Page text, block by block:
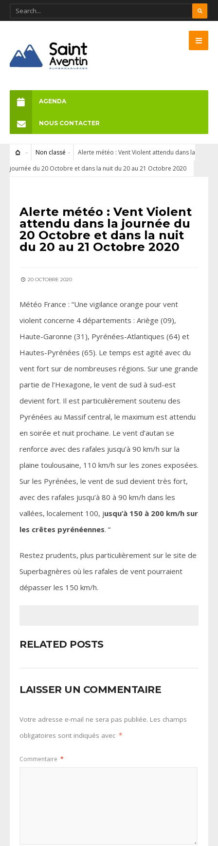
AGENDA
NOUS CONTACTER
Non classé
Alerte météo : Vent Violent attendu dans la
journée du 20 Octobre et dans la nuit du 20 au 21 Octobre 2020
Alerte météo : Vent Violent
attendu dans la journée du
20 Octobre et dans la nuit
du 20 au 21 Octobre 2020
20 OCTOBRE 2020
Météo France : “Une vigilance orange pour vent
violent concerne 4 départements : Ariège (09),
Haute-Garonne (31), Pyrénées-Atlantiques (64) et
Hautes-Pyrénées (65). Le temps est agité avec du
vent fort sur de nombreuses régions. Sur une grande
partie de l’Hexagone, le vent de sud à sud-est
devient fort. Il est particulièrement soutenu des
Pyrénées au Massif central, le maximum est attendu
en soirée et nuit prochaine. Le vent d’autan se
renforce avec des rafales jusqu’à 90 km/h sur la
plaine toulousaine, 110 km/h sur les zones exposées.
Sur les Pyrénées, le vent de sud devient très fort,
avec des rafales jusqu’à 80 à 90 km/h dans les
vallées, localement 100, jusqu’à 150 à 200 km/h sur
les crêtes pyrénéennes. “
Restez prudents, plus particulièrement sur le site de
Superbagnères où les rafales de vent pourraient
dépasser les 150 km/h.
RELATED POSTS
LAISSER UN COMMENTAIRE
Votre adresse e-mail ne sera pas publiée. Les champs
obligatoires sont indiqués avec *
Commentaire *